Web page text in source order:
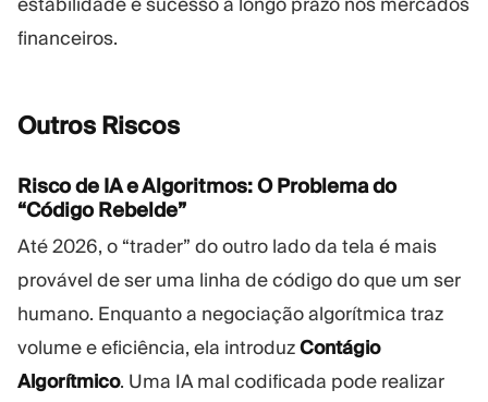
financeiros.
Outros Riscos
Risco de IA e Algoritmos: O Problema do
“Código Rebelde”
Até 2026, o “trader” do outro lado da tela é mais
provável de ser uma linha de código do que um ser
humano. Enquanto a negociação algorítmica traz
volume e eficiência, ela introduzContágio
Algorítmico. Uma IA mal codificada pode realizar